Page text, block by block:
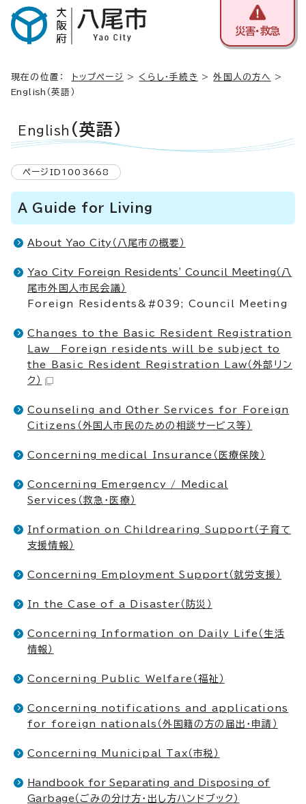
災害・救急
現在の位置： トップページ > くらし・手続き >外国人の方へ
>
English （英語）
English （英語）
ページID1003668
A Guide for Living
About Yao City （八尾市の概要）
Yao City Foreign Residents' Council Meeting （八
尾市外国人市民会議）
Foreign Residents&#039; Council Meeting
Changes to the Basic Resident Registration
Law Foreign residents will be subject to
the Basic Resident Registration Law （外部リン
ク）
Counseling and Other Services for Foreign
Citizens（外国人市民のための相談サービス等）
Concerning medical Insurance（医療保険）
Concerning Emergency / Medical
Services（救急・医療）
Information on Childrearing Support（子育て
支援情報）
Concerning Employment Support（就労支援）
In the Case of a Disaster（防災）
Concerning Information on Daily Life（生活
情報）
Concerning Public Welfare（福祉）
Concerning notifications and applications
for foreign nationals（外国籍の方の届出・申請）
Concerning Municipal Tax（市税）
Handbook for Separating and Disposing of
Garbage（ごみの分け方・出し方ハンドブック）